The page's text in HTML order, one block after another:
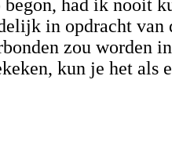
had ik nooit
in opdracht van
zou worden
kun je het als